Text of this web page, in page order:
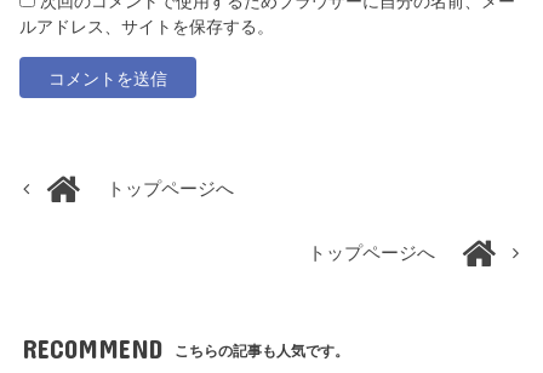
ルアドレス、サイトを保存する。
トップページへ
トップページへ
RECOMMEND こちらの記事も人気です。